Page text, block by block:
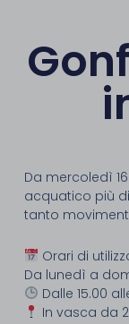
Da mercoledì
acquatico più
tanto
Orari di
Da lunedì a
Dalle 15.00
In vasca da